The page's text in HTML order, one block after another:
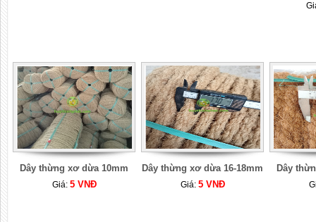
Dây thừng xơ dừa 10mm
Giá: 5 VNĐ
Dây thừng xơ dừa 16-18mm
Giá: 5 VNĐ
Dây